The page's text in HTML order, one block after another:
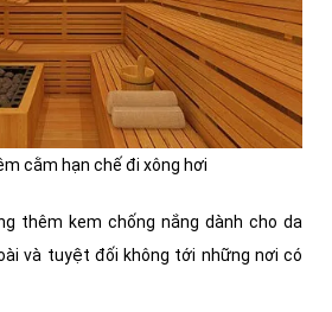
cằm hạn chế đi xông hơi
thêm kem chống nắng dành cho da
và tuyệt đối không tới những nơi có